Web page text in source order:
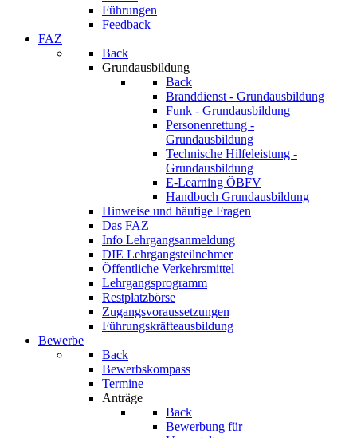
Führungen
Feedback
FAZ
Back
Grundausbildung
Back
Branddienst - Grundausbildung
Funk - Grundausbildung
Personenrettung -
Grundausbildung
Technische Hilfeleistung -
Grundausbildung
E-Learning ÖBFV
Handbuch Grundausbildung
Hinweise und häufige Fragen
Das FAZ
Info Lehrgangsanmeldung
DIE Lehrgangsteilnehmer
Öffentliche Verkehrsmittel
Lehrgangsprogramm
Restplatzbörse
Zugangsvoraussetzungen
Führungskräfteausbildung
Bewerbe
Back
Bewerbskompass
Termine
Anträge
Back
Bewerbung für